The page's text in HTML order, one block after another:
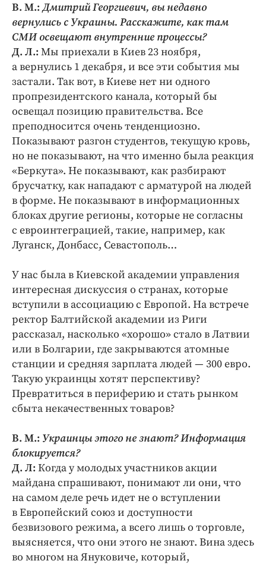
В. М.: Дмитрий Георгиевич, вы недавно
вернулись с Украины. Расскажите, как там
СМИ освещают внутренние процессы?
Д. Л.: Мы приехали в Киев 23 ноября,
а вернулись 1 декабря, и все эти события мы
застали. Так вот, в Киеве нет ни одного
пропрезидентского канала, который бы
освещал позицию правительства. Все
преподносится очень тенденциозно.
Показывают разгон студентов, текущую кровь,
но не показывают, на что именно была реакция
«Беркута». Не показывают, как разбирают
брусчатку, как нападают с арматурой на людей
в форме. Не показывают в информационных
блоках другие регионы, которые не согласны
с евроинтеграцией, такие, например, как
Луганск, Донбасс, Севастополь…
У нас была в Киевской академии управления
интересная дискуссия о странах, которые
вступили в ассоциацию с Европой. На встрече
ректор Балтийской академии из Риги
рассказал, насколько «хорошо» стало в Латвии
или в Болгарии, где закрываются атомные
станции и средняя зарплата людей — 300 евро.
Такую украинцы хотят перспективу?
Превратиться в периферию и стать рынком
сбыта некачественных товаров?
В. М.: Украинцы этого не знают? Информация
блокируется?
Д. Л: Когда у молодых участников акции
майдана спрашивают, понимают ли они, что
на самом деле речь идет не о вступлении
в Европейский союз и доступности
безвизового режима, а всего лишь о торговле,
выясняется, что они этого не знают. Вина здесь
во многом на Януковиче, который,